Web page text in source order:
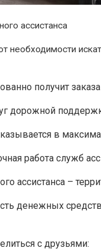
ассистанса
необходимости
получит
дорожной
в
работа служб
ассистанса –
денежных
с друзьями: